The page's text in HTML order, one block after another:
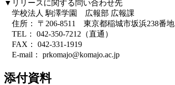
▼リリースに関する問い合わせ先
学校法人 駒澤学園 広報部 広報課
住所： 〒206-8511 東京都稲城市坂浜238番地
TEL： 042-350-7212（直通）
FAX： 042-331-1919
E-mail： prkomajo@komajo.ac.jp
添付資料